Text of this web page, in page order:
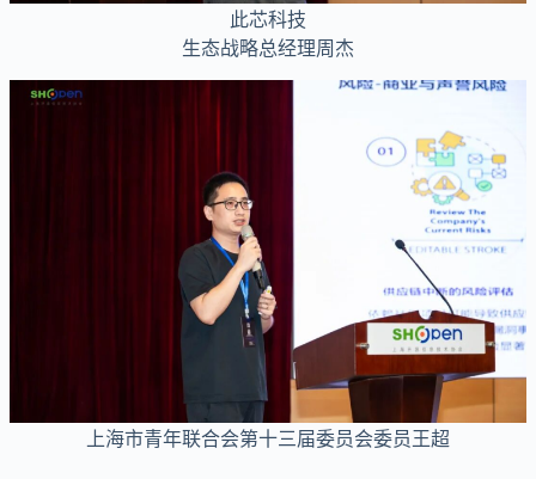
此芯科技
生态战略总经理周杰
上海市青年联合会第十三届委员会委员王超